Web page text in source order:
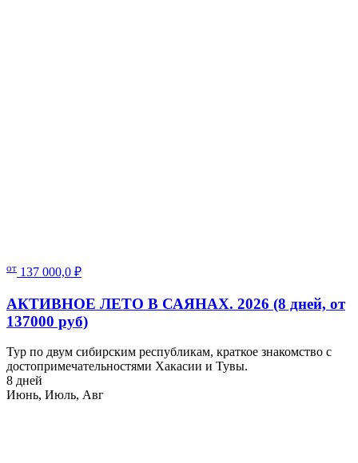
от 137 000,0 ₽
АКТИВНОЕ ЛЕТО В САЯНАХ. 2026 (8 дней, от
137000 руб)
Тур по двум сибирским республикам, краткое знакомство с
достопримечательностями Хакасии и Тувы.
8 дней
Июнь, Июль, Авг